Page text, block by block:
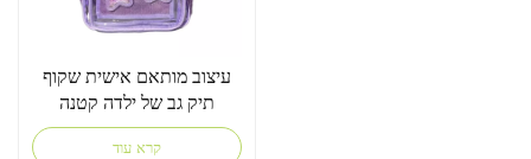
עיצוב מותאם אישית שקוף
תיק גב של ילדה קטנה
וחמודה
קרא עוד